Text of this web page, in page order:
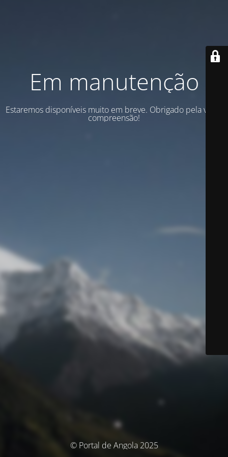
Em manutenção
Estaremos disponíveis muito em breve. Obrigado pela vossa
compreensão!
© Portal de Angola 2025